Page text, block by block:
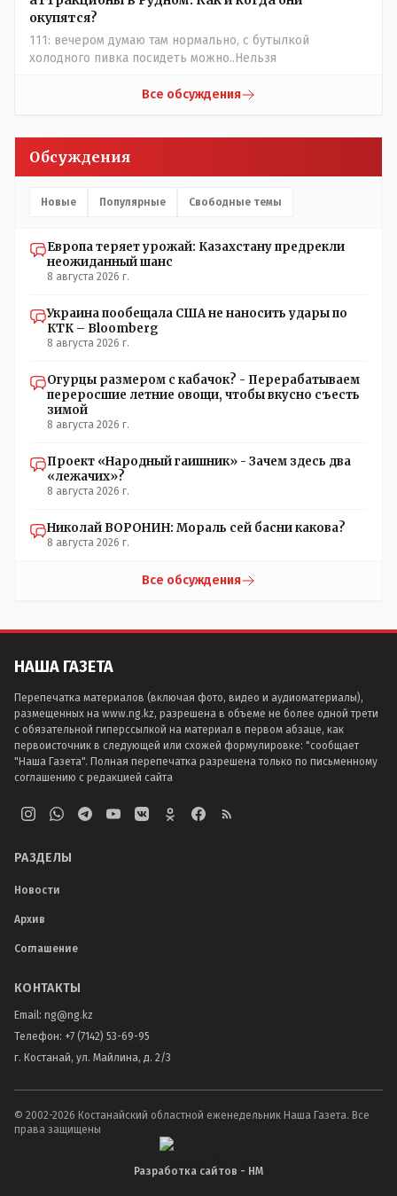
окупятся?
111: вечером думаю там нормально, с бутылкой
холодного пивка посидеть можно..Нельзя
Все обсуждения
Обсуждения
Новые Популярные Свободные темы
Европа теряет урожай: Казахстану предрекли
неожиданный шанс
8 августа 2026 г.
Украина пообещала США не наносить удары по
КТК – Bloomberg
8 августа 2026 г.
Огурцы размером с кабачок? - Перерабатываем
переросшие летние овощи, чтобы вкусно съесть
зимой
8 августа 2026 г.
Проект «Народный гаишник» - Зачем здесь два
«лежачих»?
8 августа 2026 г.
Николай ВОРОНИН: Мораль сей басни какова?
8 августа 2026 г.
Все обсуждения
НАША ГАЗЕТА
Перепечатка материалов (включая фото, видео и аудиоматериалы),
размещенных на www.ng.kz, разрешена в объеме не более одной трети
с обязательной гиперссылкой на материал в первом абзаце, как
первоисточник в следующей или схожей формулировке: "сообщает
"Наша Газета". Полная перепечатка разрешена только по письменному
соглашению с редакцией сайта
РАЗДЕЛЫ
Новости
Архив
Соглашение
КОНТАКТЫ
Email: ng@ng.kz
Телефон: +7 (7142) 53-69-95
г. Костанай, ул. Майлина, д. 2/3
© 2002-2026 Костанайский областной еженедельник Наша Газета. Все
права защищены
Разработка сайтов - НМ